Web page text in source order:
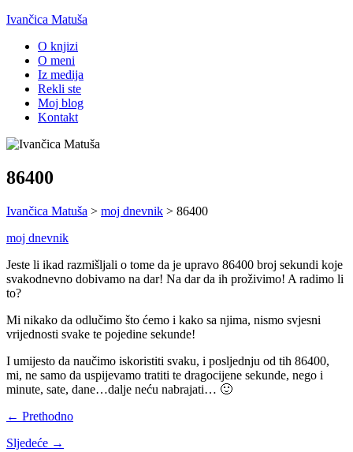
Ivančica Matuša
O knjizi
O meni
Iz medija
Rekli ste
Moj blog
Kontakt
86400
Ivančica Matuša > moj dnevnik > 86400
moj dnevnik
Jeste li ikad razmišljali o tome da je upravo 86400 broj sekundi koje
svakodnevno dobivamo na dar! Na dar da ih proživimo! A radimo li
to?
Mi nikako da odlučimo što ćemo i kako sa njima, nismo svjesni
vrijednosti svake te pojedine sekunde!
I umijesto da naučimo iskoristiti svaku, i posljednju od tih 86400,
mi, ne samo da uspijevamo tratiti te dragocijene sekunde, nego i
minute, sate, dane…dalje neću nabrajati… 🙂
← Prethodno
Sljedeće →